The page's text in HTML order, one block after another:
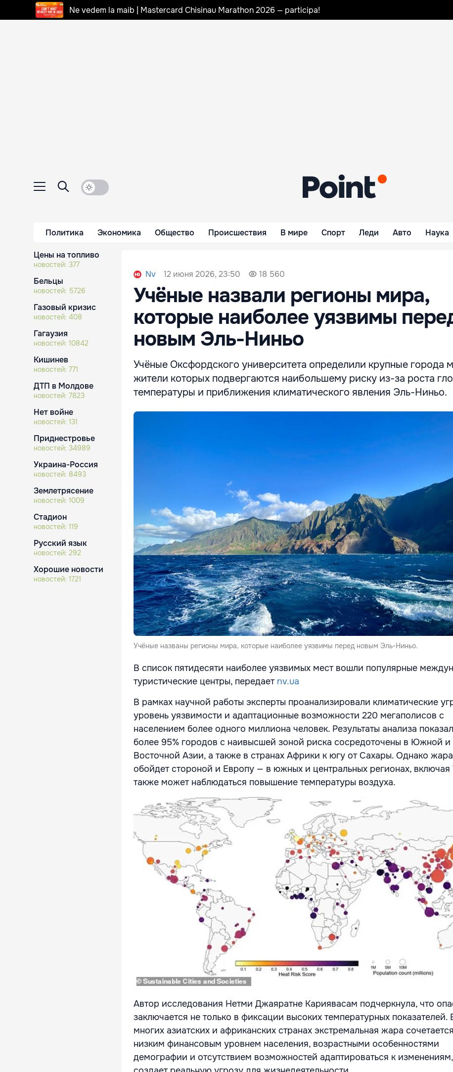
Ne vedem la maib | Mastercard Chisinau Marathon 2026 — participa!
Политика Экономика Общество Происшествия В мире Спорт Леди Авто Наука
Цены на топливо
новостей: 377
Бельцы
новостей: 5726
Газовый кризис
новостей: 408
Гагаузия
новостей: 10842
Кишинев
новостей: 771
ДТП в Молдове
новостей: 7823
Нет войне
новостей: 131
Приднестровье
новостей: 34989
Украина-Россия
новостей: 8493
Землетрясение
новостей: 1009
Стадион
новостей: 119
Русский язык
новостей: 292
Хорошие новости
новостей: 1721
Nv 12 июня 2026, 23:50 18 560
Учёные назвали регионы мира,
которые наиболее уязвимы
новым Эль-Ниньо
Учёные Оксфордского университета определили крупные города
жители которых подвергаются наибольшему риску из-за роста
температуры и приближения климатического явления Эль-Ниньо.
Учёные названы регионы мира, которые наиболее уязвимы перед новым Эль-Ниньо.
В список пятидесяти наиболее уязвимых мест вошли популярные
туристические центры, передает nv.ua
В рамках научной работы эксперты проанализировали климатические
уровень уязвимости и адаптационные возможности 220 мегаполисов с
населением более одного миллиона человек. Результаты анализа
более 95% городов с наивысшей зоной риска сосредоточены в Южной
Восточной Азии, а также в странах Африки к югу от Сахары. Однако
обойдет стороной и Европу — в южных и центральных регионах, включая
также может наблюдаться повышение температуры воздуха.
Автор исследования Нетми Джаяратне Кариявасам подчеркнула, что
заключается не только в фиксации высоких температурных показателей.
многих азиатских и африканских странах экстремальная жара
низким финансовым уровнем населения, возрастными особенностями
демографии и отсутствием возможностей адаптироваться к